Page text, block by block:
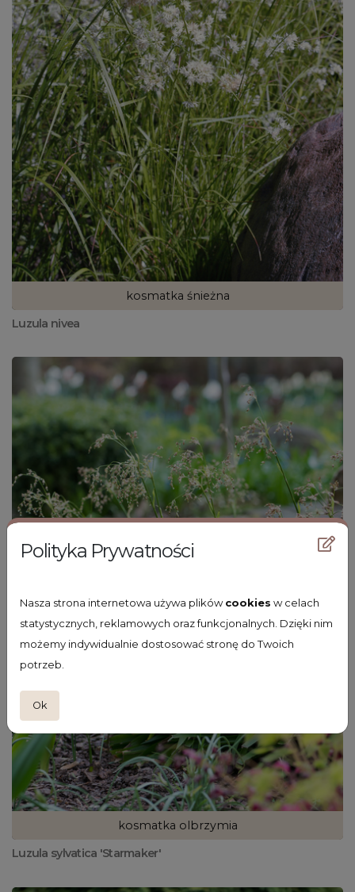
Polityka Prywatności
Nasza strona internetowa używa plikówcookies w celach
statystycznych, reklamowych oraz funkcjonalnych. Dzięki nim
możemy indywidualnie dostosować stronę do Twoich
potrzeb.
Ok
kosmatka śnieżna
Luzula nivea
kosmatka olbrzymia
Luzula sylvatica 'Starmaker'